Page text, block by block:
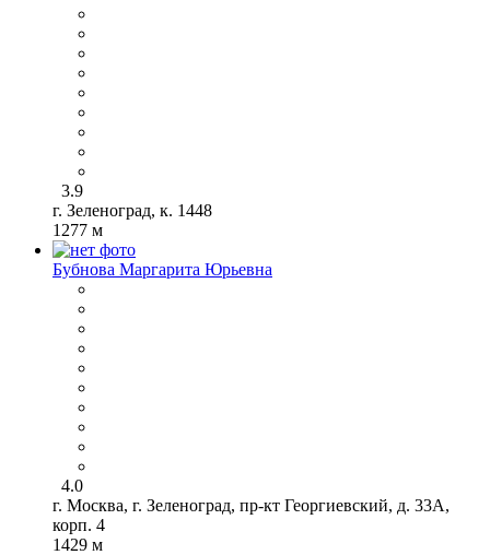
3.9
г. Зеленоград, к. 1448
1277 м
Бубнова Маргарита Юрьевна
4.0
г. Москва, г. Зеленоград, пр-кт Георгиевский, д. 33А,
корп. 4
1429 м